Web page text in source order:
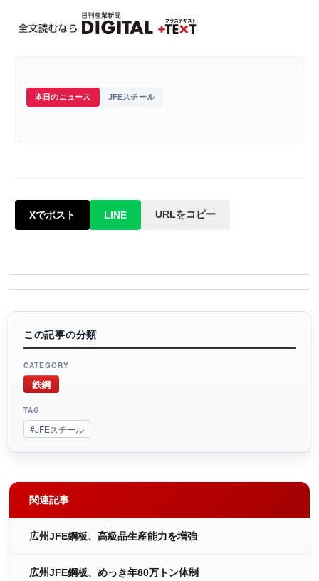
本日のニュース JFEスチール
Xでポスト LINE URLをコピー
この記事の分類
CATEGORY
鉄鋼
TAG
#JFEスチール
関連記事
広州JFE鋼板、高級品生産能力を増強
広州JFE鋼板、めっき年80万トン体制